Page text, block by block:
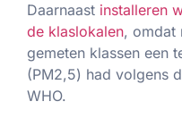
Een benauwde
ruimte zorgt voor
gevoel, wat het
leerkrachten
Daarnaast installeren
de klaslokalen, omdat
gemeten klassen een
(PM2,5) had volgens
WHO.